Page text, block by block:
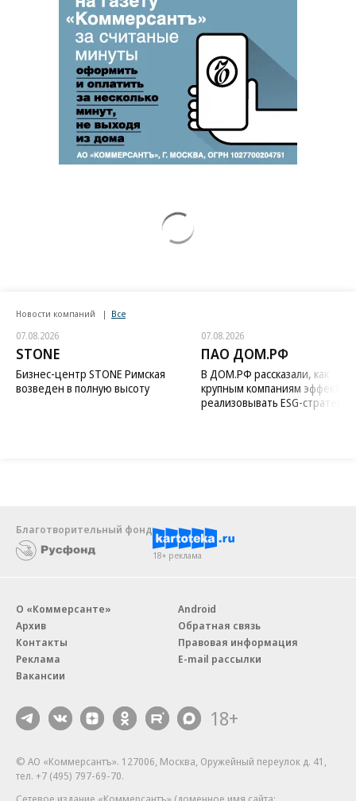
Новости компаний Все
07.08.2026
STONE
Бизнес-центр STONE Римская
возведен в полную высоту
07.08.2026
ПАО ДОМ.РФ
В ДОМ.РФ рассказали, как
крупным компаниям
реализовывать ESG-стратегию
Благотворительный фонд
18+ реклама
О «Коммерсанте»
Архив
Контакты
Реклама
Вакансии
Android
Обратная связь
Правовая информация
E-mail рассылки
18+
© АО «Коммерсантъ». 127006, Москва, Оружейный переулок д. 41,
тел. +7 (495) 797-69-70.